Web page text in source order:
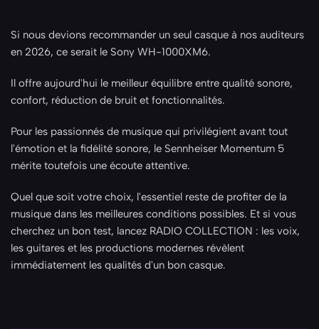
Si nous devions recommander un seul casque à nos auditeurs
en 2026, ce serait le Sony WH-1000XM6.
Il offre aujourd'hui le meilleur équilibre entre qualité sonore,
confort, réduction de bruit et fonctionnalités.
Pour les passionnés de musique qui privilégient avant tout
l'émotion et la fidélité sonore, le Sennheiser Momentum 5
mérite toutefois une écoute attentive.
Quel que soit votre choix, l'essentiel reste de profiter de la
musique dans les meilleures conditions possibles. Et si vous
cherchez un bon test, lancez RADIO COLLECTION : les voix,
les guitares et les productions modernes révèlent
immédiatement les qualités d'un bon casque.